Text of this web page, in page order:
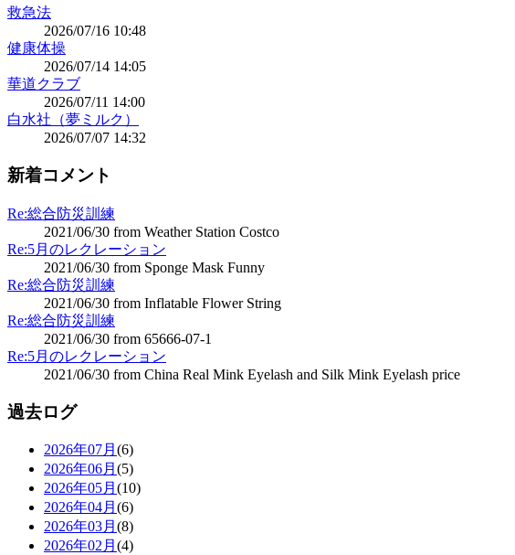
救急法
2026/07/16 10:48
健康体操
2026/07/14 14:05
華道クラブ
2026/07/11 14:00
白水社（夢ミルク）
2026/07/07 14:32
新着コメント
Re:総合防災訓練
2021/06/30 from Weather Station Costco
Re:5月のレクレーション
2021/06/30 from Sponge Mask Funny
Re:総合防災訓練
2021/06/30 from Inflatable Flower String
Re:総合防災訓練
2021/06/30 from 65666-07-1
Re:5月のレクレーション
2021/06/30 from China Real Mink Eyelash and Silk Mink Eyelash price
過去ログ
2026年07月 (6)
2026年06月 (5)
2026年05月 (10)
2026年04月 (6)
2026年03月 (8)
2026年02月 (4)